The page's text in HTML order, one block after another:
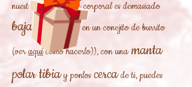
nuestra temperatura corporal es demasiado
baja , envuélvenos en un conejito de burrito
(veraquícómo hacerlo)), con una manta
polar tibia y ponlos cerca de ti, puedes